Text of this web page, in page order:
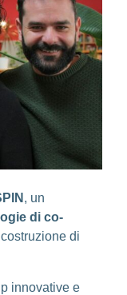
, un
di co-
di
innovative e